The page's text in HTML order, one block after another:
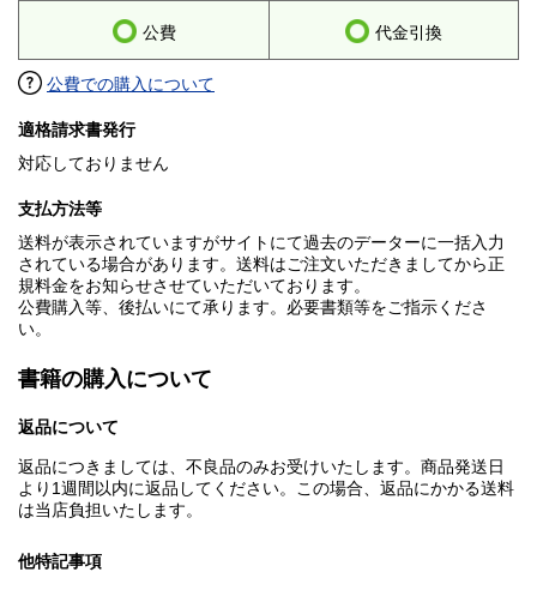
公費 代金引換
公費での購入について
適格請求書発行
対応しておりません
支払方法等
送料が表示されていますがサイトにて過去のデーターに一括入力
されている場合があります。送料はご注文いただきましてから正
規料金をお知らせさせていただいております。
公費購入等、後払いにて承ります。必要書類等をご指示くださ
い。
書籍の購入について
返品について
返品につきましては、不良品のみお受けいたします。商品発送日
より1週間以内に返品してください。この場合、返品にかかる送料
は当店負担いたします。
他特記事項